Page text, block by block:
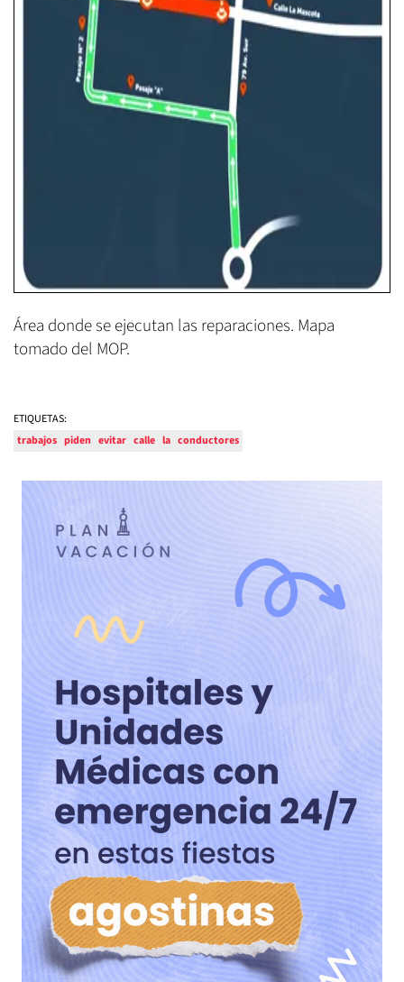
Área donde se ejecutan las reparaciones. Mapa
tomado del MOP.
ETIQUETAS:
trabajos piden evitar calle la conductores